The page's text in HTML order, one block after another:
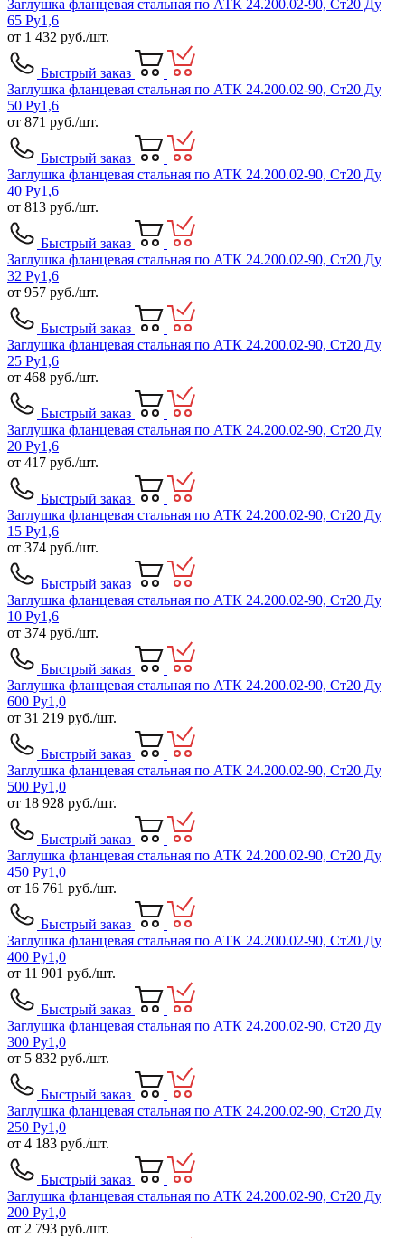
Заглушка фланцевая стальная по АТК 24.200.02-90, Ст20 Ду
65 Ру1,6
от 1 432 руб./шт.
Быстрый заказ
Заглушка фланцевая стальная по АТК 24.200.02-90, Ст20 Ду
50 Ру1,6
от 871 руб./шт.
Быстрый заказ
Заглушка фланцевая стальная по АТК 24.200.02-90, Ст20 Ду
40 Ру1,6
от 813 руб./шт.
Быстрый заказ
Заглушка фланцевая стальная по АТК 24.200.02-90, Ст20 Ду
32 Ру1,6
от 957 руб./шт.
Быстрый заказ
Заглушка фланцевая стальная по АТК 24.200.02-90, Ст20 Ду
25 Ру1,6
от 468 руб./шт.
Быстрый заказ
Заглушка фланцевая стальная по АТК 24.200.02-90, Ст20 Ду
20 Ру1,6
от 417 руб./шт.
Быстрый заказ
Заглушка фланцевая стальная по АТК 24.200.02-90, Ст20 Ду
15 Ру1,6
от 374 руб./шт.
Быстрый заказ
Заглушка фланцевая стальная по АТК 24.200.02-90, Ст20 Ду
10 Ру1,6
от 374 руб./шт.
Быстрый заказ
Заглушка фланцевая стальная по АТК 24.200.02-90, Ст20 Ду
600 Ру1,0
от 31 219 руб./шт.
Быстрый заказ
Заглушка фланцевая стальная по АТК 24.200.02-90, Ст20 Ду
500 Ру1,0
от 18 928 руб./шт.
Быстрый заказ
Заглушка фланцевая стальная по АТК 24.200.02-90, Ст20 Ду
450 Ру1,0
от 16 761 руб./шт.
Быстрый заказ
Заглушка фланцевая стальная по АТК 24.200.02-90, Ст20 Ду
400 Ру1,0
от 11 901 руб./шт.
Быстрый заказ
Заглушка фланцевая стальная по АТК 24.200.02-90, Ст20 Ду
300 Ру1,0
от 5 832 руб./шт.
Быстрый заказ
Заглушка фланцевая стальная по АТК 24.200.02-90, Ст20 Ду
250 Ру1,0
от 4 183 руб./шт.
Быстрый заказ
Заглушка фланцевая стальная по АТК 24.200.02-90, Ст20 Ду
200 Ру1,0
от 2 793 руб./шт.